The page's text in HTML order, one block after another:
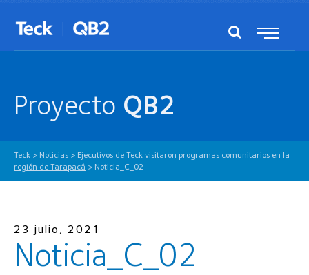
Proyecto QB2
Teck > Noticias > Ejecutivos de Teck visitaron programas comunitarios en la
región de Tarapacá > Noticia_C_02
23 julio, 2021
Noticia_C_02